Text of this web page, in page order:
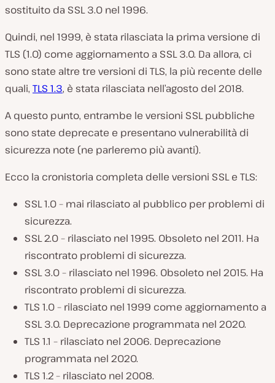
sostituito da SSL 3.0 nel 1996.
Quindi, nel 1999, è stata rilasciata la prima versione di
TLS (1.0) come aggiornamento a SSL 3.0. Da allora, ci
sono state altre tre versioni di TLS, la più recente delle
quali, TLS 1.3, è stata rilasciata nell’agosto del 2018.
A questo punto, entrambe le versioni SSL pubbliche
sono state deprecate e presentano vulnerabilità di
sicurezza note (ne parleremo più avanti).
Ecco la cronistoria completa delle versioni SSL e TLS:
SSL 1.0 – mai rilasciato al pubblico per problemi di
sicurezza.
SSL 2.0 – rilasciato nel 1995. Obsoleto nel 2011. Ha
riscontrato problemi di sicurezza.
SSL 3.0 – rilasciato nel 1996. Obsoleto nel 2015. Ha
riscontrato problemi di sicurezza.
TLS 1.0 – rilasciato nel 1999 come aggiornamento a
SSL 3.0. Deprecazione programmata nel 2020.
TLS 1.1 – rilasciato nel 2006. Deprecazione
programmata nel 2020.
TLS 1.2 – rilasciato nel 2008.